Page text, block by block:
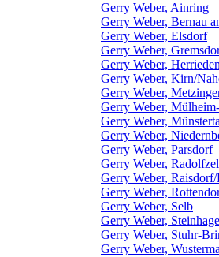
Gerry Weber, Ainring
Gerry Weber, Bernau
Gerry Weber, Elsdorf
Gerry Weber,
Gerry Weber, Herrieden
Gerry Weber, Kirn/
Gerry Weber,
Gerry Weber,
Gerry Weber,
Gerry Weber,
Gerry Weber, Parsdorf
Gerry Weber,
Gerry Weber,
Gerry Weber,
Gerry Weber, Selb
Gerry Weber,
Gerry Weber, Stuhr-
Gerry Weber,